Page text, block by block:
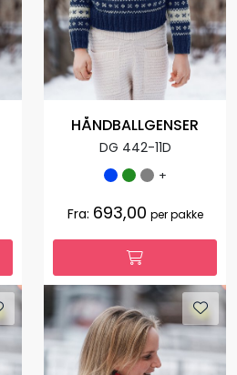
HÅNDBALLGENSER
DG 442-11D
+
Fra: 693,00 per pakke